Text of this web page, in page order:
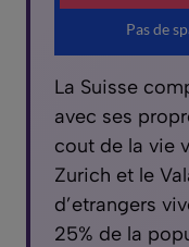
La Suisse
avec ses
cout de la vie
Zurich et le
d’etrangers
25% de la